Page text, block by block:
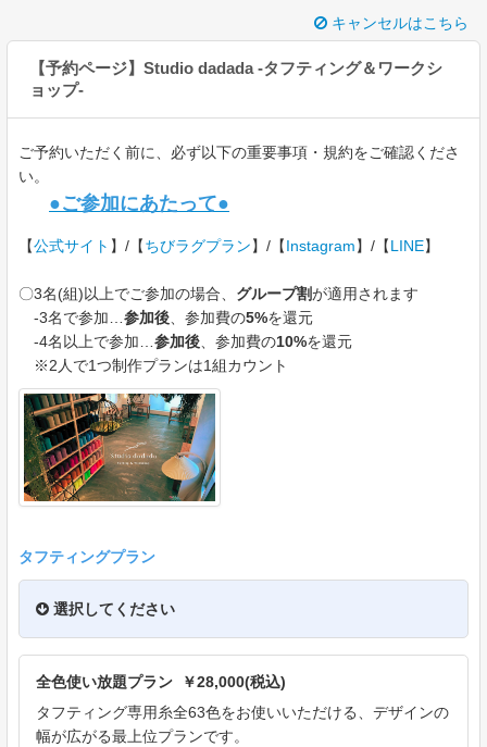
キャンセルはこちら
【予約ページ】Studio dadada -タフティング＆ワークシ
ョップ-
ご予約いただく前に、必ず以下の重要事項・規約をご確認くださ
い。
●ご参加にあたって●
【公式サイト 】/【ちびラグプラン】/【Instagram】/【LINE】
〇3名(組)以上でご参加の場合、 グループ割が適用されます
-3名で参加… 参加後 、参加費の5%を還元
-4名以上で参加… 参加後 、参加費の10%を還元
※2人で1つ制作プランは1組カウント
タフティングプラン
選択してください
全色使い放題プラン ￥28,000(税込)
タフティング専用糸全63色をお使いいただける、デザインの
幅が広がる最上位プランです。